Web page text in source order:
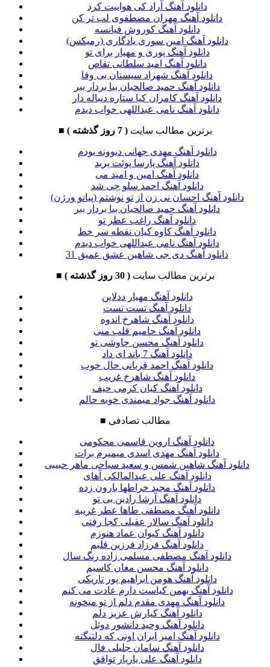
دانلود آهنگ آراد کی هواییت کرد
دانلود آهنگ مهران مصطفوی لب تر کن
دانلود آهنگ کوروش فیانسه
دانلود آهنگ امین سوری یادگاری (رمیکس)
دانلود آهنگ پوری و مهیار برای تو
دانلود آهنگ امید سلطانی تقاص
دانلود آهنگ شهراد سیستان بی وفا
دانلود آهنگ حمید صالحیان بیا بردار ببر
دانلود آهنگ کامران کیا ستاره دنباله دار
دانلود آهنگ نامی عبداللهی خواب دیدم
■ برترین مطالب سایت( 7 روز گذشته )
دانلود آهنگ مهدی جهانی دیوونه بودم
دانلود آهنگ پارسا پوئت پرید
دانلود آهنگ امین و امید می
دانلود آهنگ احمد سلو چی شد
دانلود آهنگ احسان نی زن از تو نوشتم (پیانو ورژن)
دانلود آهنگ حمید صالحیان بیا بردار ببر
دانلود آهنگ راغب عطر تو
دانلود آهنگ کاوه کیان نقطه سر خط
دانلود آهنگ نامی عبداللهی خواب دیدم
دانلود آهنگ دی جی شاهین عشق عمیق 31
■ برترین مطالب سایت( 30 روز گذشته )
دانلود آهنگ مهیار ددلاین
دانلود آهنگ تست تست
دانلود آهنگ شاهرخ اندوه
دانلود آهنگ حامیم قلب منی
دانلود آهنگ محسن چاوشی تو
دانلود آهنگ 7 باند ای داد
دانلود آهنگ احمد قربانی حال خوب
دانلود آهنگ شاهرخ غریب
دانلود آهنگ کیان کرمی حیف
دانلود آهنگ جواد میمندی خوبه حالم
■ مطالب تصادفی
دانلود آهنگ اروین قاسمی محکومی
دانلود آهنگ مهدی اسدی میمیرم برات
دانلود آهنگ شاهین شمس و سعید سیاحی ماهر حبیبی
دانلود آهنگ علی عبدالمالکی آهای
دانلود آهنگ مجید خراطها بارون زده
دانلود آهنگ آرشا رادین بی تو
دانلود آهنگ مصطفی طاها عطر غریبه
دانلود آهنگ سالار عقیلی کجا رفتی
دانلود آهنگ کیوان عماد هنوزم
دانلود آهنگ فرزاد فرزین قلبم
دانلود آهنگ مصطفی مسلمی زاده رنگ سال
دانلود آهنگ محسن مغان کاسیم
دانلود آهنگ هومن ابراهیم پور تاریکی
دانلود آهنگ بهمن کیاست دارم عادت می کنم
دانلود آهنگ مهدی مقدم دلم از تو میخونه
دانلود آهنگ کیارش عزیز دلم
دانلود آهنگ وحید دانشور دوئل
دانلود آهنگ امیر ایران اونی که دلتنگته
دانلود آهنگ سامان جلیلی فال
دانلود آهنگ علی یاریار توافق